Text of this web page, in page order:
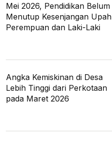
Mei 2026, Pendidikan Belum
Menutup Kesenjangan Upah
Perempuan dan Laki-Laki
Angka Kemiskinan di Desa
Lebih Tinggi dari Perkotaan
pada Maret 2026